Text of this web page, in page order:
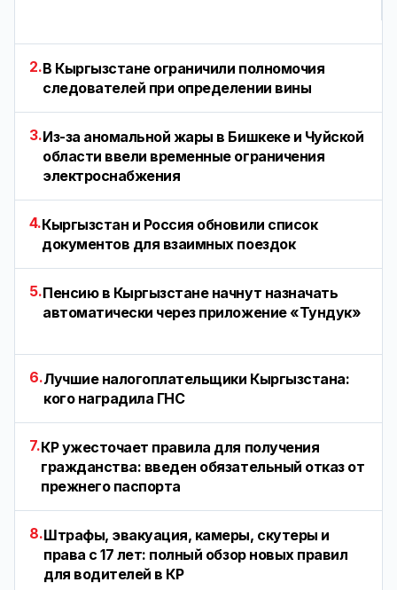
2.В Кыргызстане ограничили полномочия
следователей при определении вины
3.Из-за аномальной жары в Бишкеке и Чуйской
области ввели временные ограничения
электроснабжения
4.Кыргызстан и Россия обновили список
документов для взаимных поездок
5.Пенсию в Кыргызстане начнут назначать
автоматически через приложение «Тундук»
6.Лучшие налогоплательщики Кыргызстана:
кого наградила ГНС
7.КР ужесточает правила для получения
гражданства: введен обязательный отказ от
прежнего паспорта
8.Штрафы, эвакуация, камеры, скутеры и
права с 17 лет: полный обзор новых правил
для водителей в КР